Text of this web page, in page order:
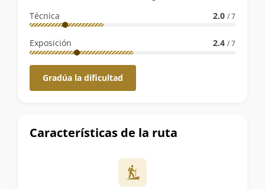
Técnica 2.0 / 7
Exposición 2.4 / 7
Gradúa la dificultad
Características de la ruta